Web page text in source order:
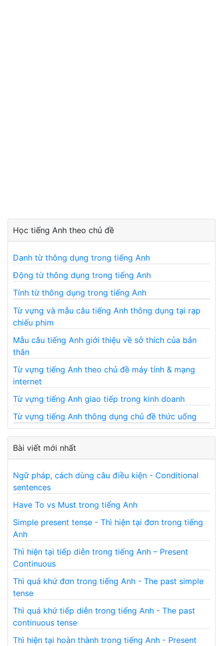
Học tiếng Anh theo chủ đề
Danh từ thông dụng trong tiếng Anh
Động từ thông dụng trong tiếng Anh
Tính từ thông dụng trong tiếng Anh
Từ vựng và mẫu câu tiếng Anh thông dụng tại rạp
chiếu phim
Mẫu câu tiếng Anh giới thiệu về sở thích của bản
thân
Từ vựng tiếng Anh theo chủ đề máy tính & mạng
internet
Từ vựng tiếng Anh giao tiếp trong kinh doanh
Từ vựng tiếng Anh thông dụng chủ đề thức uống
Bài viết mới nhất
Ngữ pháp, cách dùng câu điều kiện - Conditional
sentences
Have To vs Must trong tiếng Anh
Simple present tense - Thì hiện tại đơn trong tiếng
Anh
Thì hiện tại tiếp diễn trong tiếng Anh – Present
Continuous
Thì quá khứ đơn trong tiếng Anh - The past simple
tense
Thì quá khứ tiếp diễn trong tiếng Anh - The past
continuous tense
Thì hiện tại hoàn thành trong tiếng Anh - Present